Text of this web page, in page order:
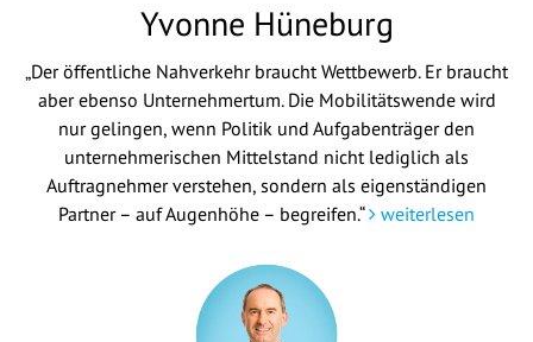
Yvonne Hüneburg
„Der öffentliche Nahverkehr braucht Wettbewerb. Er braucht
aber ebenso Unternehmertum. Die Mobilitätswende wird
nur gelingen, wenn Politik und Aufgabenträger den
unternehmerischen Mittelstand nicht lediglich als
Auftragnehmer verstehen, sondern als eigenständigen
Partner – auf Augenhöhe – begreifen.“
weiterlesen